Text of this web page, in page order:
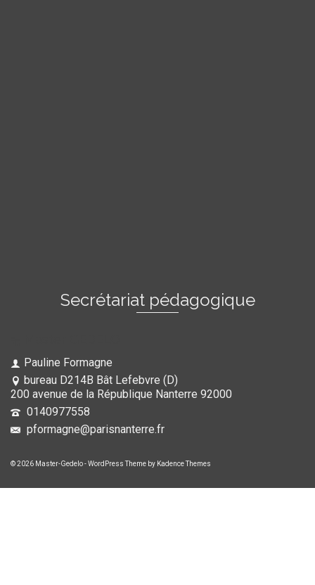
Secrétariat pédagogique
Pauline Formagne
bureau D214B Bât Lefebvre (D)
200 avenue de la République Nanterre 92000
0140977558
pformagne@parisnanterre.fr
© 2026 Master-Gedelo - WordPress Theme by Kadence Themes